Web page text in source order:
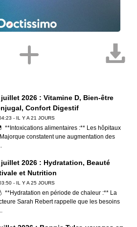
juillet 2026 : Vitamine D, Bien-être
Confort Digestif
- IL Y A 21 JOURS
**Intoxications alimentaires :** Les hôpitaux
constatent une augmentation des
juillet 2026 : Hydratation, Beauté
et Nutrition
- IL Y A 25 JOURS
**Hydratation en période de chaleur :** La
Sarah Rebert rappelle que les besoins